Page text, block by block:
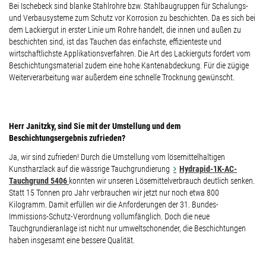
Bei Ischebeck sind blanke Stahlrohre bzw. Stahlbaugruppen für Schalungs-
und Verbausysteme zum Schutz vor Korrosion zu beschichten. Da es sich bei
dem Lackiergut in erster Linie um Rohre handelt, die innen und außen zu
beschichten sind, ist das Tauchen das einfachste, effizienteste und
wirtschaftlichste Applikationsverfahren. Die Art des Lackierguts fordert vom
Beschichtungsmaterial zudem eine hohe Kantenabdeckung. Für die zügige
Weiterverarbeitung war außerdem eine schnelle Trocknung gewünscht.
Herr Janitzky, sind Sie mit der Umstellung und dem
Beschichtungsergebnis zufrieden?
Ja, wir sind zufrieden! Durch die Umstellung vom lösemittelhaltigen
Kunstharzlack auf die wässrige Tauchgrundierung
Hydrapid-1K-AC-
Tauchgrund 5406 konnten wir unseren Lösemittelverbrauch deutlich senken.
Statt 15 Tonnen pro Jahr verbrauchen wir jetzt nur noch etwa 800
Kilogramm. Damit erfüllen wir die Anforderungen der 31. Bundes-
Immissions-Schutz-Verordnung vollumfänglich. Doch die neue
Tauchgrundieranlage ist nicht nur umweltschonender, die Beschichtungen
haben insgesamt eine bessere Qualität.